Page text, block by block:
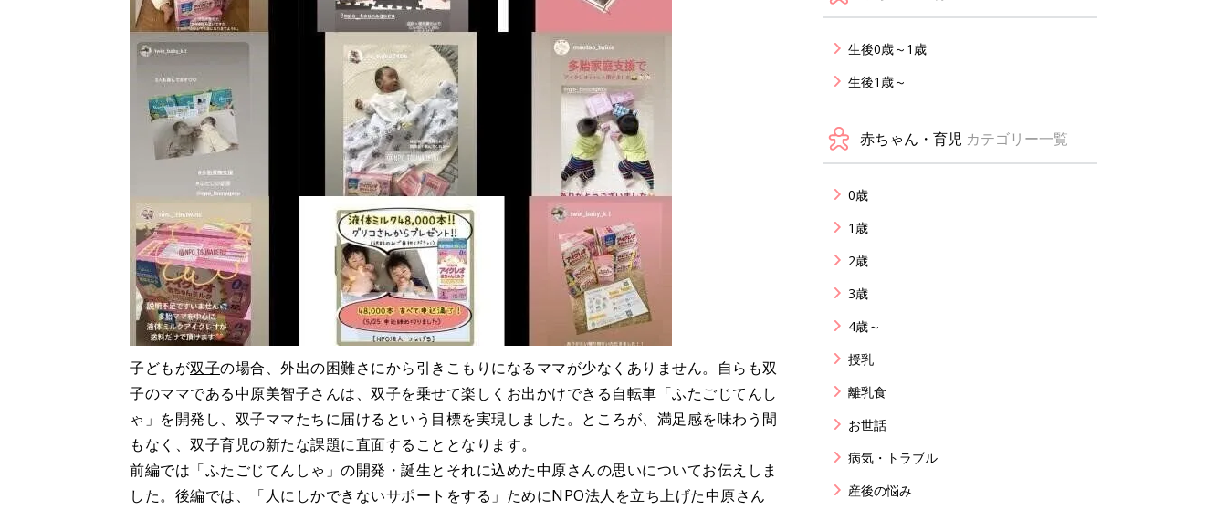
子どもが双子の場合、外出の困難さにから引きこもりになるママが少なくありません。自らも双
子のママである中原美智子さんは、双子を乗せて楽しくお出かけできる自転車「ふたごじてんし
ゃ」を開発し、双子ママたちに届けるという目標を実現しました。ところが、満足感を味わう間
もなく、双子育児の新たな課題に直面することとなります。
前編では「ふたごじてんしゃ」の開発・誕生とそれに込めた中原さんの思いについてお伝えしま
した。後編では、「人にしかできないサポートをする」ためにNPO法人を立ち上げた中原さん
生後0歳～1歳
生後1歳～
赤ちゃん・育児 カテゴリー一覧
0歳
1歳
2歳
3歳
4歳～
授乳
離乳食
お世話
病気・トラブル
産後の悩み